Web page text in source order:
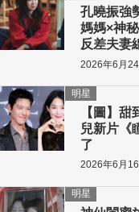
孔曉振強
媽媽×神
反差夫妻
2026年6月
【圖】
兒新片《
了
明星
2026年6月
明星